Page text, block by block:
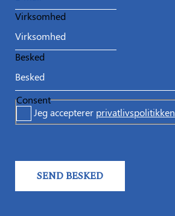
Virksomhed
Besked
Consent
Jeg accepterer privatlivspolitikken